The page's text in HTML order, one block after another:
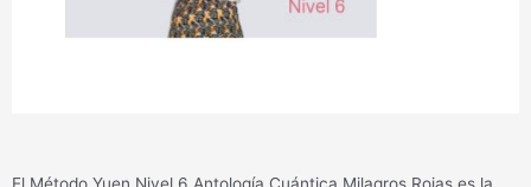
El Método Yuen Nivel 6 Antología Cuántica Milagros Rojas es la